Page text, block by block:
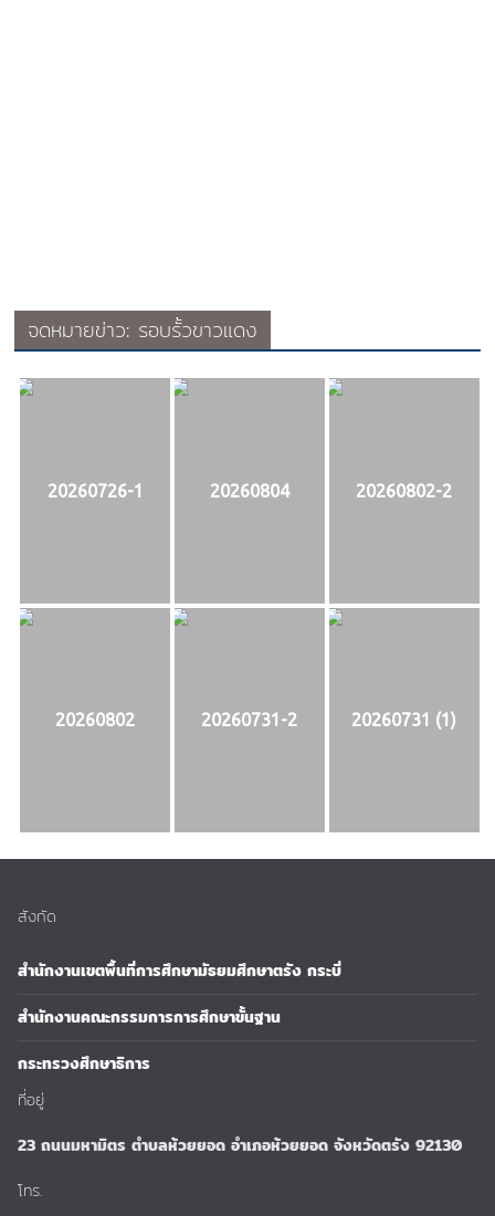
จดหมายข่าว: รอบรั้วขาวแดง
20260726-1 20260804 20260802-2
20260802 20260731-2 20260731 (1)
สังกัด
สำนักงานเขตพื้นที่การศึกษามัธยมศึกษาตรัง กระบี่
สำนักงานคณะกรรมการการศึกษาขั้นฐาน
กระทรวงศึกษาธิการ
ที่อยู่
23 ถนนมหามิตร ตำบลห้วยยอด อำเภอห้วยยอด จังหวัดตรัง 92130
โทร.